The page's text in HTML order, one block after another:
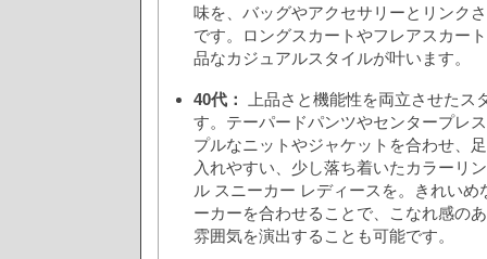
味を、バッグやアクセサリーとリンク
です。ロングスカートやフレアスカー
品なカジュアルスタイルが叶います。
40代：
上品さと機能性を両立させたス
す。テーパードパンツやセンタープレ
プルなニットやジャケットを合わせ、
入れやすい、少し落ち着いたカラーリ
ル スニーカー レディースを。きれいめ
ーカーを合わせることで、こなれ感の
雰囲気を演出することも可能です。